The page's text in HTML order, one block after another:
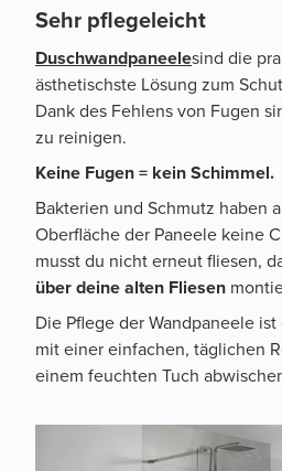
Sehr pflegeleicht
Duschwandpaneelesind die
ästhetischste Lösung zum
Dank des Fehlens von Fugen
zu reinigen.
Keine Fugen = kein Schimmel.
Bakterien und Schmutz haben
Oberfläche der Paneele keine
musst du nicht erneut fliesen,
über deine alten Fliesen
Die Pflege der Wandpaneele
mit einer einfachen, täglichen
einem feuchten Tuch